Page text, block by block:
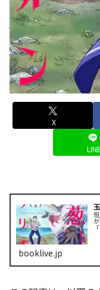
X
LINE
booklive.jp